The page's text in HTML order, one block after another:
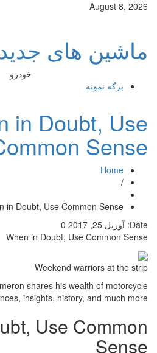
August 8, 2026
ماشین های جدید
خودرو
برگه نمونه
in Doubt, Use
Common Sense
Home
/
in Doubt, Use Common Sense
Date: آوریل 25, 2017
0
When in Doubt, Use Common Sense
Weekend warriors at the strip
shares his wealth of motorcycle
insights, history, and much more.
Use Common
Sense